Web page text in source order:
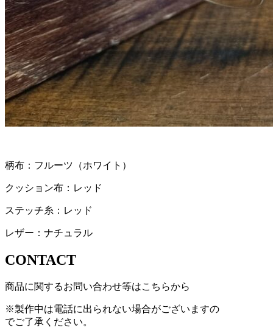
柄布：フルーツ（ホワイト）
クッション布：レッド
ステッチ糸：レッド
レザー：ナチュラル
CONTACT
商品に関するお問い合わせ等はこちらから
※製作中は電話に出られない場合がございますの
でご了承ください。